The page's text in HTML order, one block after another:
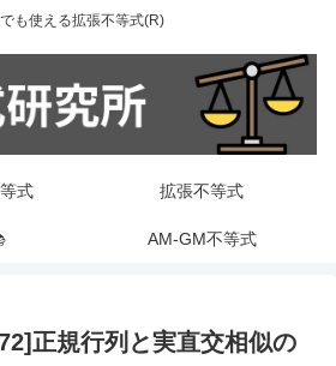
も使える拡張不等式(R)
式 拡張不等式
AM-GM不等式
正規行列と実直交相似の